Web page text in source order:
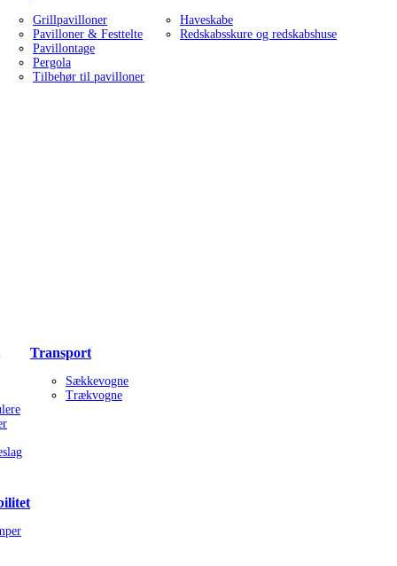
Grillpavilloner
Pavilloner & Festtelte
Pavillontage
Pergola
Tilbehør til pavilloner
Haveskabe
Redskabsskure og redskabshuse
Transport
Sækkevogne
Trækvogne